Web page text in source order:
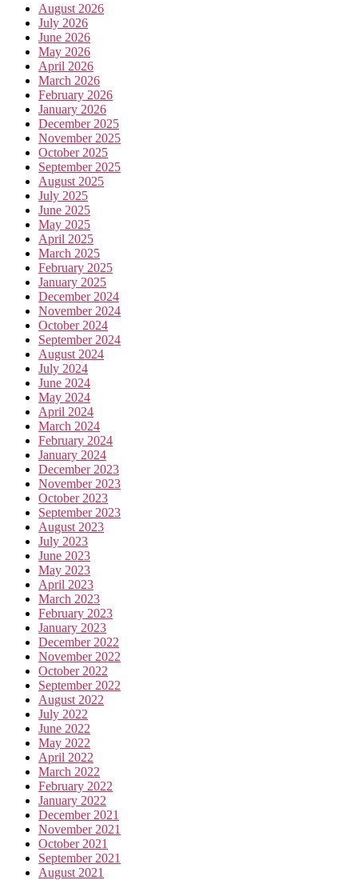
August 2026
July 2026
June 2026
May 2026
April 2026
March 2026
February 2026
January 2026
December 2025
November 2025
October 2025
September 2025
August 2025
July 2025
June 2025
May 2025
April 2025
March 2025
February 2025
January 2025
December 2024
November 2024
October 2024
September 2024
August 2024
July 2024
June 2024
May 2024
April 2024
March 2024
February 2024
January 2024
December 2023
November 2023
October 2023
September 2023
August 2023
July 2023
June 2023
May 2023
April 2023
March 2023
February 2023
January 2023
December 2022
November 2022
October 2022
September 2022
August 2022
July 2022
June 2022
May 2022
April 2022
March 2022
February 2022
January 2022
December 2021
November 2021
October 2021
September 2021
August 2021